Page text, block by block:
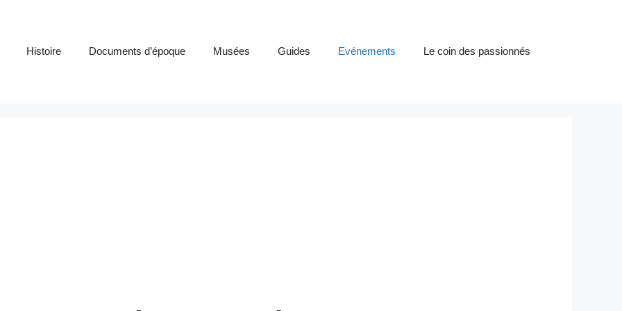
Histoire Documents d’époque Musées Guides Evénements Le coin des passionnés